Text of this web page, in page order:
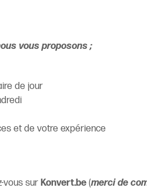
vous proposons ;
de jour
et de votre expérience
vous sur Konvert.be (merci de